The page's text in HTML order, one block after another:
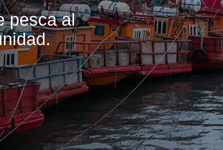
pesca al